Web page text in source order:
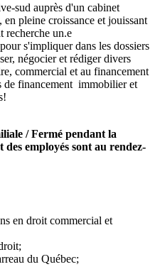
sud auprès d'un cabinet
pleine croissance et jouissant
recherche un.e
s'impliquer dans les dossiers
négocier et rédiger divers
commercial et au financement
de financement immobilier et
/ Fermé pendant la
employés sont au rendez-
en droit commercial et
du Québec;